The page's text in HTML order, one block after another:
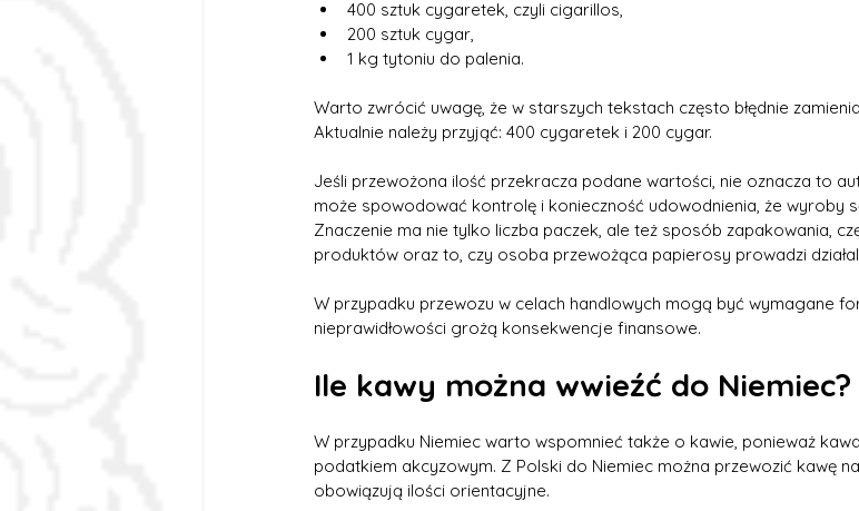
400 sztuk cygaretek, czyli cigarillos,
200 sztuk cygar,
1 kg tytoniu do palenia.
Warto zwrócić uwagę, że w starszych tekstach często błędnie
Aktualnie należy przyjąć: 400 cygaretek i 200 cygar.
Jeśli przewożona ilość przekracza podane wartości, nie oznacza to
może spowodować kontrolę i konieczność udowodnienia, że wyroby
Znaczenie ma nie tylko liczba paczek, ale też sposób zapakowania,
produktów oraz to, czy osoba przewożąca papierosy prowadzi
W przypadku przewozu w celach handlowych mogą być wymagane
nieprawidłowości grożą konsekwencje finansowe.
Ile kawy można wwieźć do Niemiec?
W przypadku Niemiec warto wspomnieć także o kawie, ponieważ
podatkiem akcyzowym. Z Polski do Niemiec można przewozić kawę
obowiązują ilości orientacyjne.